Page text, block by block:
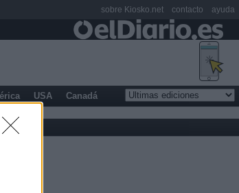
USA Canadá
sobre Kiosko.net contacto ayuda